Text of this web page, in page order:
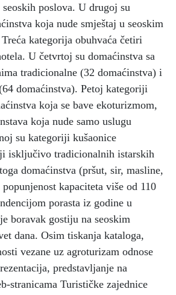
poslova. U drugoj su
koja nude smještaj u seoskim
kategorija obuhvaća četiri
U četvrtoj su domaćinstva sa
tradicionalne (32 domaćinstva) i
domaćinstva). Petoj kategoriji
koja se bave ekoturizmom,
koja nude samo uslugu
su kategoriji kušaonice
isključivo tradicionalnih istarskih
domaćinstva (pršut, sir, masline,
kapaciteta više od 110
porasta iz godine u
boravak gostiju na seoskim
dana. Osim tiskanja kataloga,
vezane uz agroturizam odnose
predstavljanje na
stranicama Turističke zajednice